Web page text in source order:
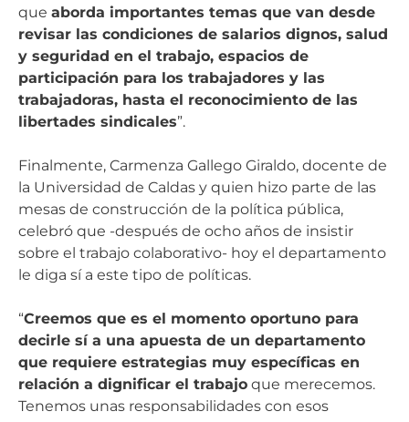
que aborda importantes temas que van desde
revisar las condiciones de salarios dignos, salud
y seguridad en el trabajo, espacios de
participación para los trabajadores y las
trabajadoras, hasta el reconocimiento de las
libertades sindicales”.
Finalmente, Carmenza Gallego Giraldo, docente de
la Universidad de Caldas y quien hizo parte de las
mesas de construcción de la política pública,
celebró que -después de ocho años de insistir
sobre el trabajo colaborativo- hoy el departamento
le diga sí a este tipo de políticas.
“Creemos que es el momento oportuno para
decirle sí a una apuesta de un departamento
que requiere estrategias muy específicas en
relación a dignificar el trabajo que merecemos.
Tenemos unas responsabilidades con esos